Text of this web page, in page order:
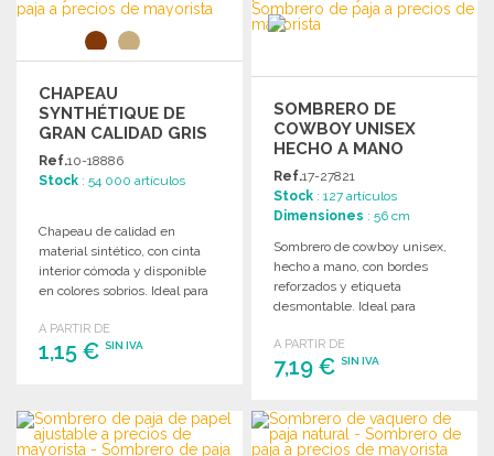
CHAPEAU
SYNTHÉTIQUE DE
GRAN CALIDAD GRIS
Ref.10-18886
Stock : 54 000 artículos
Chapeau de calidad en
material sintético, con cinta
interior cómoda y disponible
en colores sobrios. Ideal para
A PARTIR DE
1,15 € SIN IVA
Solicitar un presupuesto
SOMBRERO DE
COWBOY UNISEX
HECHO A MANO
Ref.17-27821
Stock : 127 artículos
Dimensiones : 56 cm
Sombrero de cowboy unisex,
hecho a mano, con bordes
reforzados y etiqueta
desmontable. Ideal para
A PARTIR DE
7,19 €SIN IVA
PEDIR
Solicitar un presupuesto